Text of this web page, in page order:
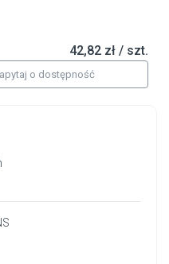
42,82 zł / szt.
o dostępność